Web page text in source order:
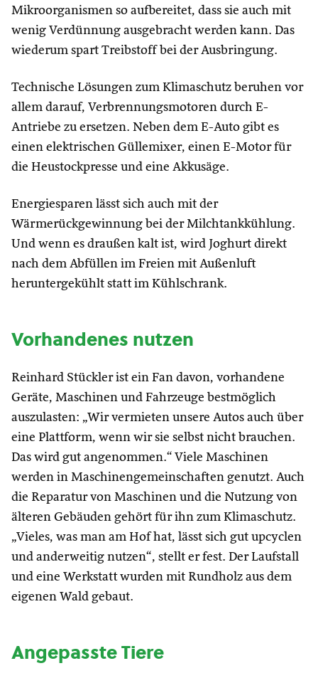
Mikroorganismen so aufbereitet, dass sie auch mit
wenig Verdünnung ausgebracht werden kann. Das
wiederum spart Treibstoff bei der Ausbringung.
Technische Lösungen zum Klimaschutz beruhen vor
allem darauf, Verbrennungsmotoren durch E-
Antriebe zu ersetzen. Neben dem E-Auto gibt es
einen elektrischen Güllemixer, einen E-Motor für
die Heustockpresse und eine Akkusäge.
Energiesparen lässt sich auch mit der
Wärmerückgewinnung bei der Milchtankkühlung.
Und wenn es draußen kalt ist, wird Joghurt direkt
nach dem Abfüllen im Freien mit Außenluft
heruntergekühlt statt im Kühlschrank.
Vorhandenes nutzen
Reinhard Stückler ist ein Fan davon, vorhandene
Geräte, Maschinen und Fahrzeuge bestmöglich
auszulasten: „Wir vermieten unsere Autos auch über
eine Plattform, wenn wir sie selbst nicht brauchen.
Das wird gut angenommen.“ Viele Maschinen
werden in Maschinengemeinschaften genutzt. Auch
die Reparatur von Maschinen und die Nutzung von
älteren Gebäuden gehört für ihn zum Klimaschutz.
„Vieles, was man am Hof hat, lässt sich gut upcyclen
und anderweitig nutzen“, stellt er fest. Der Laufstall
und eine Werkstatt wurden mit Rundholz aus dem
eigenen Wald gebaut.
Angepasste Tiere